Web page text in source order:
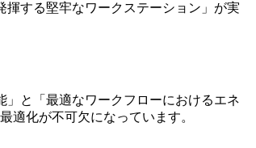
する堅牢なワークステーション」が実
と「最適なワークフローにおけるエネ
適化が不可欠になっています。